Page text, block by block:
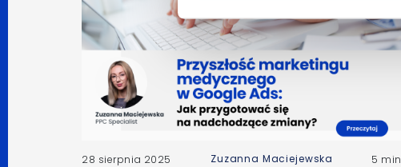
28 sierpnia 2025 Zuzanna Maciejewska 5 min